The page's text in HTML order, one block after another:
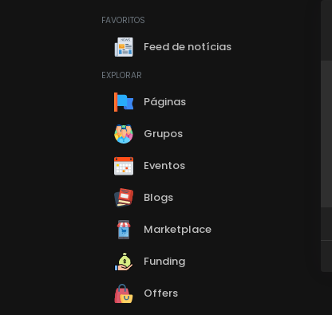
FAVORITOS
Feed de notícias
EXPLORAR
Páginas
Grupos
Eventos
Blogs
Marketplace
Funding
Offers